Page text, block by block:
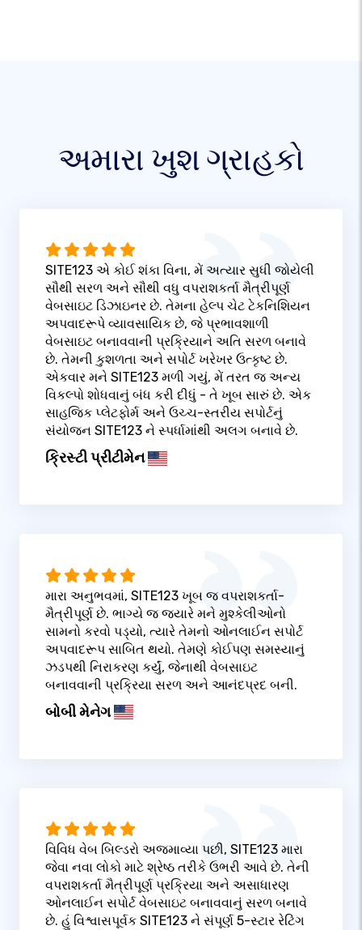
અમારા ખુશ ગ્રાહકો
SITE123 એ કોઈ શંકા વિના, મેં અત્યાર સુધી જોયેલી
સૌથી સરળ અને સૌથી વધુ વપરાશકર્તા મૈત્રીપૂર્ણ
વેબસાઇટ ડિઝાઇનર છે. તેમના હેલ્પ ચેટ ટેકનિશિયન
અપવાદરૂપે વ્યાવસાયિક છે, જે પ્રભાવશાળી
વેબસાઇટ બનાવવાની પ્રક્રિયાને અતિ સરળ બનાવે
છે. તેમની કુશળતા અને સપોર્ટ ખરેખર ઉત્કૃષ્ટ છે.
એકવાર મને SITE123 મળી ગયું, મેં તરત જ અન્ય
વિકલ્પો શોધવાનું બંધ કરી દીધું - તે ખૂબ સારું છે. એક
સાહજિક પ્લેટફોર્મ અને ઉચ્ચ-સ્તરીય સપોર્ટનું
સંયોજન SITE123 ને સ્પર્ધામાંથી અલગ બનાવે છે.
ક્રિસ્ટી પ્રીટીમેન
મારા અનુભવમાં, SITE123 ખૂબ જ વપરાશકર્તા-
મૈત્રીપૂર્ણ છે. ભાગ્યે જ જ્યારે મને મુશ્કેલીઓનો
સામનો કરવો પડ્યો, ત્યારે તેમનો ઓનલાઈન સપોર્ટ
અપવાદરૂપ સાબિત થયો. તેમણે કોઈપણ સમસ્યાનું
ઝડપથી નિરાકરણ કર્યું, જેનાથી વેબસાઇટ
બનાવવાની પ્રક્રિયા સરળ અને આનંદપ્રદ બની.
બોબી મેનેગ
વિવિધ વેબ બિલ્ડરો અજમાવ્યા પછી, SITE123 મારા
જેવા નવા લોકો માટે શ્રેષ્ઠ તરીકે ઉભરી આવે છે. તેની
વપરાશકર્તા મૈત્રીપૂર્ણ પ્રક્રિયા અને અસાધારણ
ઓનલાઈન સપોર્ટ વેબસાઇટ બનાવવાનું સરળ બનાવે
છે. હું વિશ્વાસપૂર્વક SITE123 ને સંપૂર્ણ 5-સ્ટાર રેટિંગ